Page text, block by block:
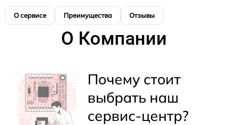
О сервисе Преимущества Отзывы
О Компании
Почему стоит
выбрать наш
сервис-центр?